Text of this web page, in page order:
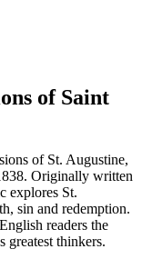
of Saint
of St. Augustine,
Originally written
explores St.
sin and redemption.
readers the
greatest thinkers.